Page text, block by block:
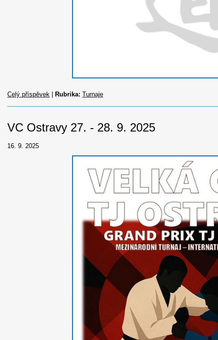
Celý příspěvek Rubrika: Turnaje
VC Ostravy 27. - 28. 9. 2025
16. 9. 2025